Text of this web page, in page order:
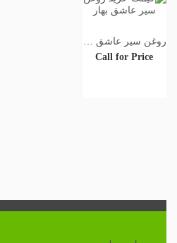
روغن سیر عاشق بهار
Call for Price